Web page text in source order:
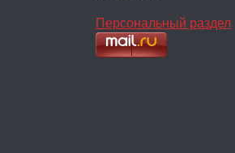
Персональный раздел